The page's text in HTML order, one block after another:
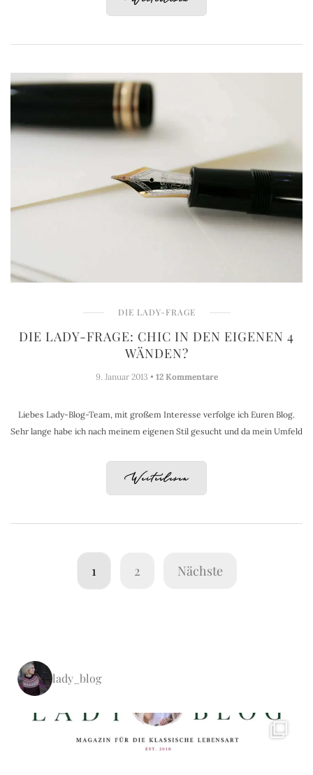
DIE LADY-FRAGE
DIE LADY-FRAGE: CHIC IN DEN EIGENEN 4
WÄNDEN?
9. Januar 2013 • 12 Kommentare
Liebes Lady-Blog-Team, mit großem Interesse verfolge ich Euren Blog.
Sehr lange habe ich nach meinem eigenen Stil gesucht und da mein Umfeld
Weiterlesen
1 2 Nächste
lady_blog